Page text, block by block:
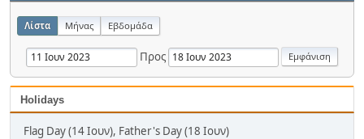
Λίστα Μήνας Εβδομάδα
Προς
Holidays
Flag Day (14 Ιουν), Father's Day (18 Ιουν)